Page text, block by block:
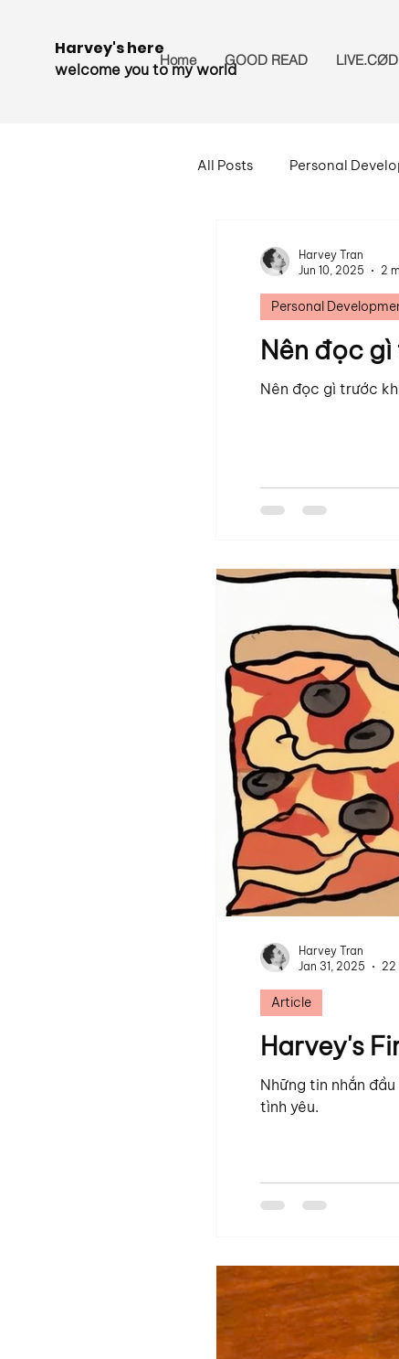
Harvey's here
welcome you to my world
Home GOOD READ
All Posts Personal
Nên đọc
Nên đọc gì trước
Personal
Harvey Tran
Jun 10, 2025
2
Harvey's
Những tin nhắn
tình yêu.
Article
Harvey Tran
Jan 31, 2025
22